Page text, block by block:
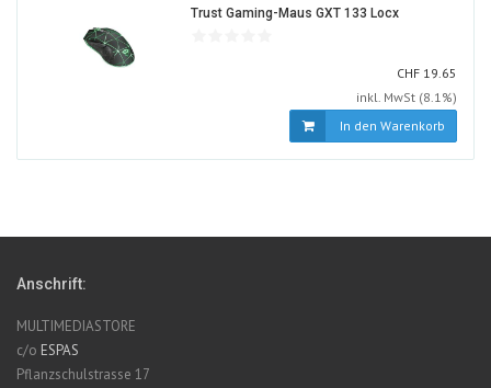
Trust Gaming-Maus GXT 133 Locx889031-
CHF CHF
19.65
inkl. MwSt (8.1%)
In den Warenkorb
Anschrift:
MULTIMEDIASTORE
c/o ESPAS
Pflanzschulstrasse 17